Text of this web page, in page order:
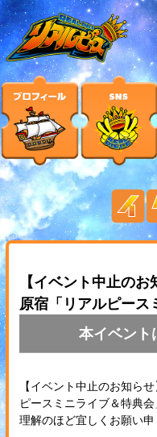
【イベント中止の
原宿「リアルピース
本イベント
【イベント中止のお知ら
ピースミニライブ＆特典
理解のほど宜しくお願い申